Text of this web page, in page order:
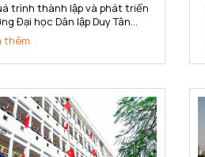
trình thành lập và phát triển
Đại học Dân lập Duy Tân
thành lập ngày 11/11/1994
Quyết định số 666/TTg của
Chính phủ. Năm 2015,
Tư thục theo...
thêm